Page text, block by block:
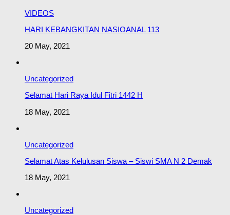
VIDEOS
HARI KEBANGKITAN NASIOANAL 113
20 May, 2021
Uncategorized
Selamat Hari Raya Idul Fitri 1442 H
18 May, 2021
Uncategorized
Selamat Atas Kelulusan Siswa – Siswi SMA N 2 Demak
18 May, 2021
Uncategorized